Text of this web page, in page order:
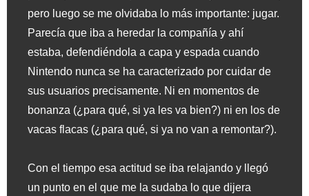
pero luego se me olvidaba lo más importante: jugar.
Parecía que iba a heredar la compañía y ahí
estaba, defendiéndola a capa y espada cuando
Nintendo nunca se ha caracterizado por cuidar de
sus usuarios precisamente. Ni en momentos de
bonanza (¿para qué, si ya les va bien?) ni en los de
vacas flacas (¿para qué, si ya no van a remontar?).
Con el tiempo esa actitud se iba relajando y llegó
un punto en el que me la sudaba lo que dijera